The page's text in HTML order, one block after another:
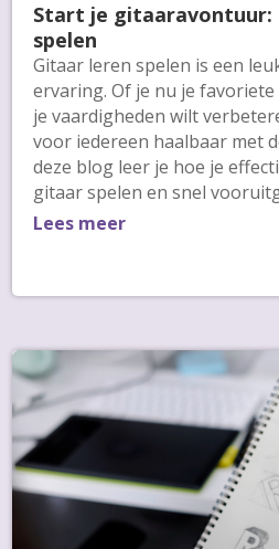
Start je gitaaravontuur:
spelen
Gitaar leren spelen is een
ervaring. Of je nu je
je vaardigheden wilt
voor iedereen haalbaar met
deze blog leer je hoe je
gitaar spelen en snel
Lees meer